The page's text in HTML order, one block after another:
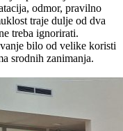
odmor, pravilno
traje dulje od dva
treba ignorirati.
bilo od velike koristi
srodnih zanimanja.